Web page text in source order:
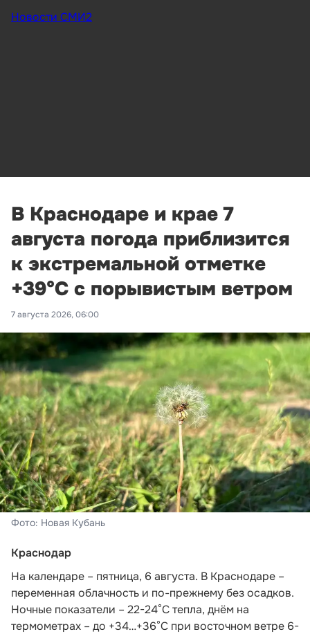
Новости СМИ2
В Краснодаре и крае 7
августа погода приблизится
к экстремальной отметке
+39°С с порывистым ветром
7 августа 2026, 06:00
Фото: Новая Кубань
Краснодар
На календаре – пятница, 6 августа. В Краснодаре –
переменная облачность и по-прежнему без осадков.
Ночные показатели – 22-24°С тепла, днём на
термометрах – до +34…+36°С при восточном ветре 6-